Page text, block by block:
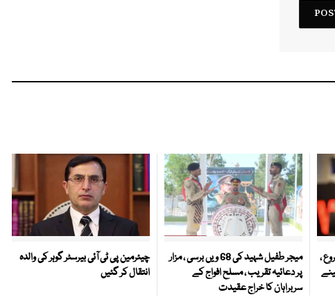
،
میجر طفیل شہید کی 68 ویں برسی ، مزار
پر دعائیہ تقریب ، مسلح افواج کے
سربراہان کا خراج عقیدت
چیئرمین پی ٹی آئی بیرسٹر گوہر کی والدہ
انتقال کر گئیں